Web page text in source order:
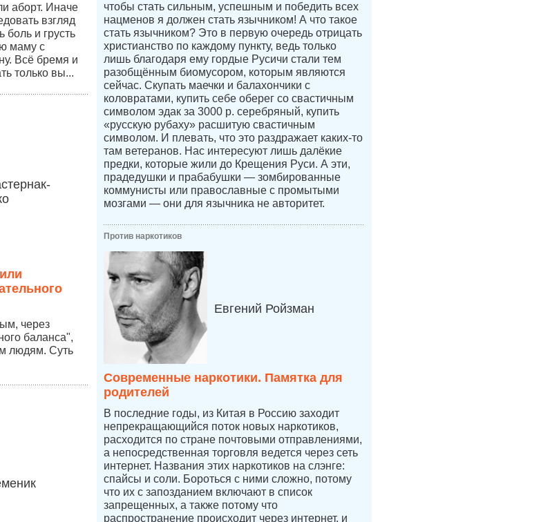
аборт. Иначе
взгляд
боль и грусть
маму с
Всё бремя и
только вы...
через
баланса",
людям. Суть
чтобы стать сильным, успешным и победить всех
нацменов я должен стать язычником! А что такое
стать язычником? Это в первую очередь отрицать
христианство по каждому пункту, ведь только
лишь благодаря ему гордые Русичи стали тем
разобщённым биомусором, которым являются
сейчас. Скупать маечки и балахончики с
коловратами, купить себе оберег со свастичным
символом эдак за 3000 р. серебряный, купить
«русскую рубаху» расшитую свастичным
символом. И плевать, что это раздражает каких-то
там ветеранов. Нас интересуют лишь далёкие
предки, которые жили до Крещения Руси. А эти,
прадедушки и прабабушки — зомбированные
коммунисты или православные с промытыми
мозгами — они для язычника не авторитет.
Против наркотиков
Евгений Ройзман
Современные наркотики. Памятка для
родителей
В последние годы, из Китая в Россию заходит
непрекращающийся поток новых наркотиков,
расходится по стране почтовыми отправлениями,
а непосредственная торговля ведется через сеть
интернет. Названия этих наркотиков на слэнге:
спайсы и соли. Бороться с ними сложно, потому
что их с запозданием включают в список
запрещенных, а также потому что
распространение происходит через интернет, и